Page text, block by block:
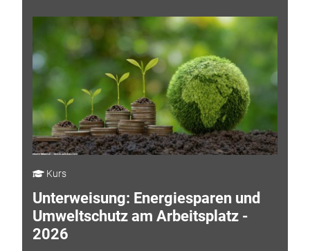
Kurs
Unterweisung: Energiesparen und
Umweltschutz am Arbeitsplatz -
2026